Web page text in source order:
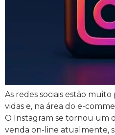
As redes sociais estão
vidas e, na área do e-
O Instagram se tornou um
venda on-line atualmente,